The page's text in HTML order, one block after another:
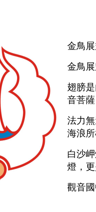
金鳥
金鳥
翅膀
音菩薩
法力
海浪
白沙
燈，
觀音